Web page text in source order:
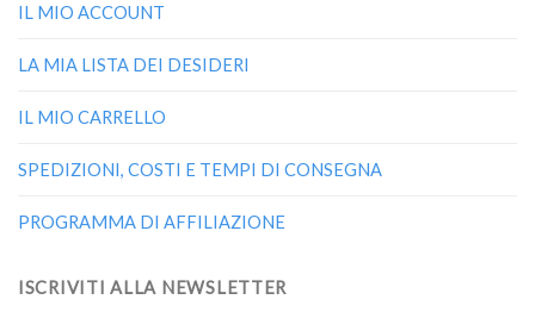
IL MIO ACCOUNT
LA MIA LISTA DEI DESIDERI
IL MIO CARRELLO
SPEDIZIONI, COSTI E TEMPI DI CONSEGNA
PROGRAMMA DI AFFILIAZIONE
ISCRIVITI ALLA NEWSLETTER